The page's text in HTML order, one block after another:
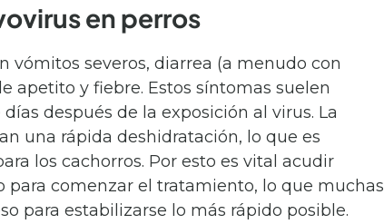
en perros
vómitos severos, diarrea (a menudo con
apetito y fiebre. Estos síntomas suelen
después de la exposición al virus. La
una rápida deshidratación, lo que es
los cachorros. Por esto es vital acudir
para comenzar el tratamiento, lo que muchas
para estabilizarse lo más rápido posible.